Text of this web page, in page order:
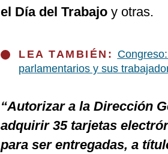
el Día del Trabajo y otras.
LEA TAMBIÉN:
parlamentarios y sus
“Autorizar a la Dirección
adquirir 35 tarjetas
para ser entregadas, a